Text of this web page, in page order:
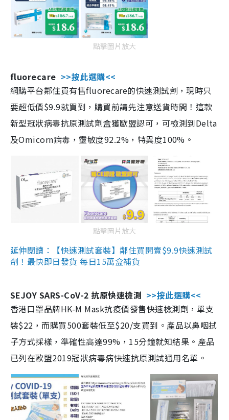
點擊圖片放大
fluorecare >>按此選購<<
網購平台鄰住買有售fluorecare的快速測試劑，現時只
要超低價$9.9就買到，購買前請先注意送貨時間！這款
新型冠狀病毒抗原測試劑盒獲歐盟認可，可檢測到Delta
及Omicorn病毒，靈敏度92.2%，特異度100%。
點擊圖片放大
延伸閱讀：【快速測試套裝】鄰住買開賣$9.9快速測試
劑！最快即日發貨 每日15萬盒補貨
SEJOY SARS-CoV-2 抗原快速檢測 >>按此選購<<
香港口罩品牌HK-M Mask抗疫價發售快速檢測劑，單支
裝$22，而購買500套裝低至$20/支買到。產品以鼻咽拭
子方式採樣，準確性高達99%，15分鐘就知結果。產品
已列在歐盟2019冠狀病毒病快速抗原測試通用名單。